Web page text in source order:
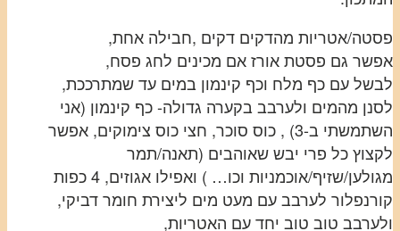
פסטה/אטריות מהדקים דקים ,חבילה אחת,
אפשר גם פסטת אורז אם מכינים לחג פסח,
לבשל עם כף מלח וכף קינמון במים עד שמתרככת,
לסנן מהמים ולערבב בקערה גדולה- כף קינמון (אני
השתמשתי ב-3) , כוס סוכר, חצי כוס צימוקים, אפשר
לקצוץ כל פרי יבש שאוהבים (תאנה/תמר
מגולען/שזיף/אוכמניות וכו… ) ואפילו אגוזים, 4 כפות
קורנפלור לערבב עם מעט מים ליצירת חומר דביקי,
ולערבב טוב טוב יחד עם האטריות,